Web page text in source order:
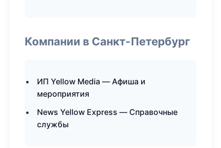
Компании в Санкт-Петербург
ИП Yellow Media — Афиша и
мероприятия
News Yellow Express — Справочные
службы